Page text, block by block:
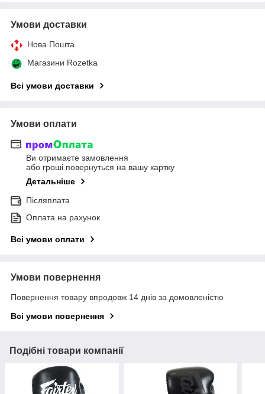
Умови доставки
Нова Пошта
Магазини Rozetka
Всі умови доставки
Умови оплати
Ви отримаєте замовлення
або гроші повернуться на вашу картку
Детальніше
Післяплата
Оплата на рахунок
Всі умови оплати
Умови повернення
Повернення товару впродовж 14 днів за домовленістю
Всі умови повернення
Подібні товари компанії